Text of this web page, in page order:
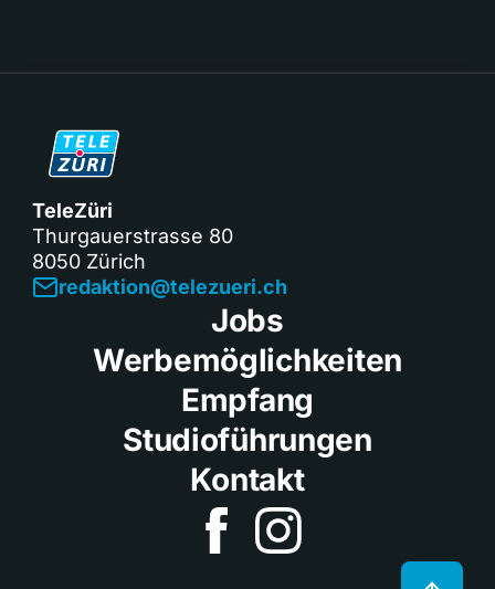
TeleZüri
Thurgauerstrasse 80
8050 Zürich
redaktion@telezueri.ch
Jobs
Werbemöglichkeiten
Empfang
Studioführungen
Kontakt